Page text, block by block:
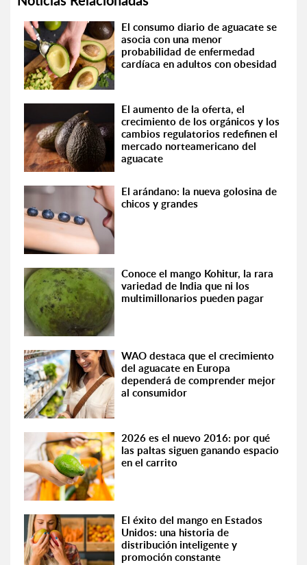
El consumo diario de aguacate se
asocia con una menor
probabilidad de enfermedad
cardíaca en adultos con obesidad
El aumento de la oferta, el
crecimiento de los orgánicos y los
cambios regulatorios redefinen el
mercado norteamericano del
aguacate
El arándano: la nueva golosina de
chicos y grandes
Conoce el mango Kohitur, la rara
variedad de India que ni los
multimillonarios pueden pagar
WAO destaca que el crecimiento
del aguacate en Europa
dependerá de comprender mejor
al consumidor
2026 es el nuevo 2016: por qué
las paltas siguen ganando espacio
en el carrito
El éxito del mango en Estados
Unidos: una historia de
distribución inteligente y
promoción constante